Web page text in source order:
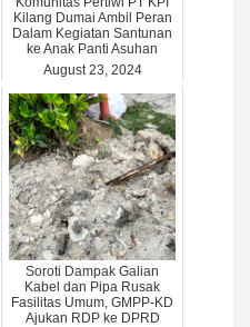
Kilang Dumai Ambil Peran
Dalam Kegiatan Santunan
ke Anak Panti Asuhan
August 23, 2024
Soroti Dampak Galian
Kabel dan Pipa Rusak
Fasilitas Umum, GMPP-KD
Ajukan RDP ke DPRD